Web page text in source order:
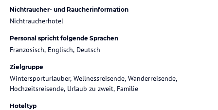
Nichtraucher- und Raucherinformation
Nichtraucherhotel
Personal spricht folgende Sprachen
Französisch, Englisch, Deutsch
Zielgruppe
Wintersporturlauber, Wellnessreisende, Wanderreisende,
Hochzeitsreisende, Urlaub zu zweit, Familie
Hoteltyp